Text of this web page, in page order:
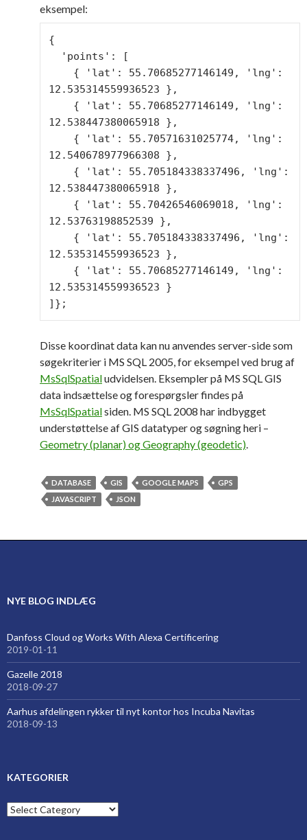
eksempel:
{
12.535314559936523 },
12.538447380065918 },
12.540678977966308 },
12.538447380065918 },
12.53763198852539 },
12.535314559936523 },
12.535314559936523 }
]};
Disse koordinat data kan nu anvendes server-side som
søgekriterier i MS SQL 2005, for eksempel ved brug af
MsSqlSpatialudvidelsen. Eksempler på MS SQL GIS
data indsættelse og forespørgsler findes på
MsSqlSpatialsiden. MS SQL 2008 har indbygget
understøttelse af GIS datatyper og søgning heri –
Geometry (planar) og Geography (geodetic).
DATABASE GIS GOOGLE MAPS
GPS
JAVASCRIPT
JSON
NYE BLOG INDLÆG
Danfoss Cloud og Works With Alexa Certificering
2019-01-11
Gazelle 2018
2018-09-27
Aarhus afdelingen rykker til nyt kontor hos Incuba Navitas
2018-09-13
KATEGORIER
Kategorier